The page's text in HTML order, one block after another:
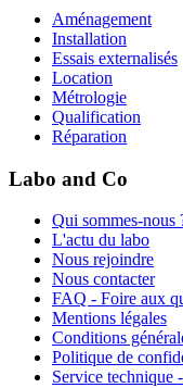
Aménagement
Installation
Essais externalisés
Location
Métrologie
Qualification
Réparation
Labo and Co
Qui sommes-nous
L'actu du labo
Nous rejoindre
Nous contacter
FAQ - Foire aux
Mentions légales
Conditions
Politique de
Service technique